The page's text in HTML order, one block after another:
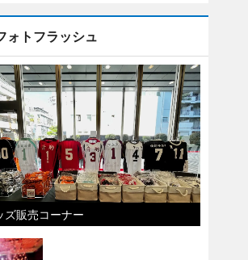
ォトフラッシュ
ズ販売コーナー